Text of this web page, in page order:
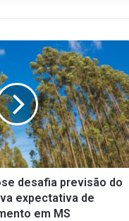
desafia previsão do
expectativa de
em MS